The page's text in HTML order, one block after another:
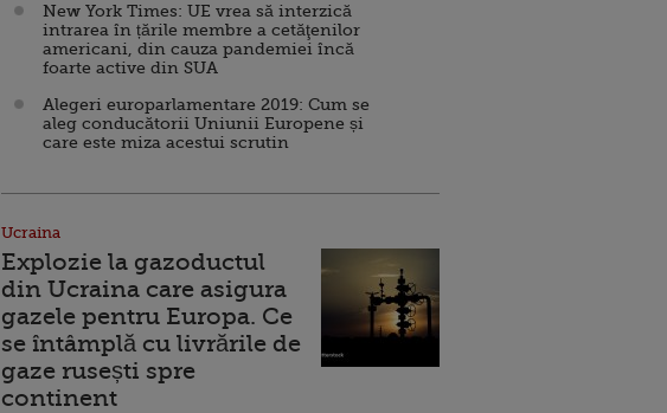
New York Times: UE vrea să interzică
intrarea în țările membre a cetăţenilor
americani, din cauza pandemiei încă
foarte active din SUA
Alegeri europarlamentare 2019: Cum se
aleg conducătorii Uniunii Europene și
care este miza acestui scrutin
Ucraina
Explozie la gazoductul
din Ucraina care asigura
gazele pentru Europa. Ce
se întâmplă cu livrările de
gaze rusești spre
continent